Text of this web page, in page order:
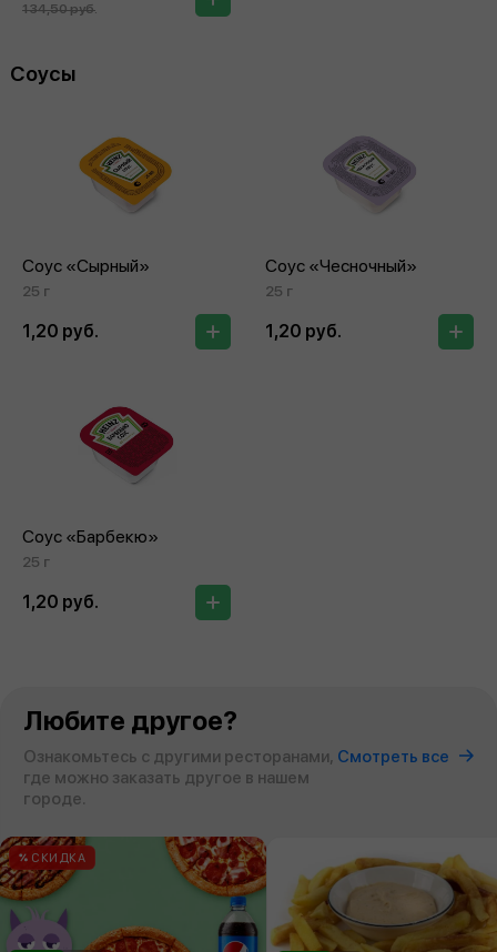
134,50 руб.
Соусы
Соус «Сырный»
25 г
1,20 руб.
Соус «Чесночный»
25 г
1,20 руб.
Соус «Барбекю»
25 г
1,20 руб.
Любите другое?
Ознакомьтесь с другими ресторанами,
где можно заказать другое в нашем
городе.
Смотреть все
СКИДКА